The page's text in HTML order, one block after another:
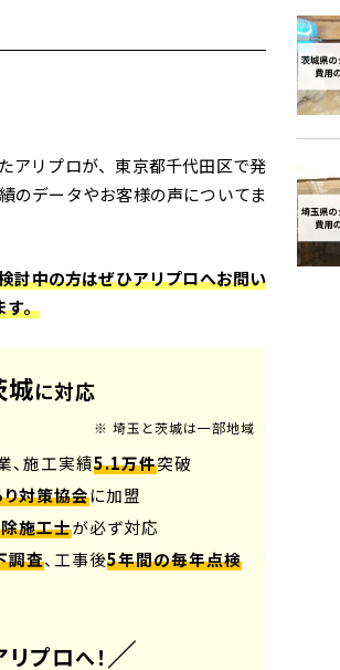
アリプロが、東京都千代田区で発
のデータやお客様の声についてま
討中の方はぜひアリプロへお問い
す。
城に対応
※ 埼玉と茨城は一部地域
、施工実績5.1万件突破
対策協会に加盟
施工士が必ず対応
調査、工事後5年間の毎年点検
リプロへ！／